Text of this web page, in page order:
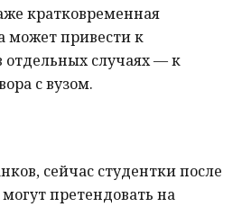
кратковременная
может привести к
отдельных случаях — к
с вузом.
сейчас студентки после
претендовать на